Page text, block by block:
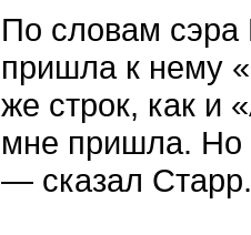
По словам сэра
пришла к нему
же строк, как и
мне пришла. Но
— сказал Старр.